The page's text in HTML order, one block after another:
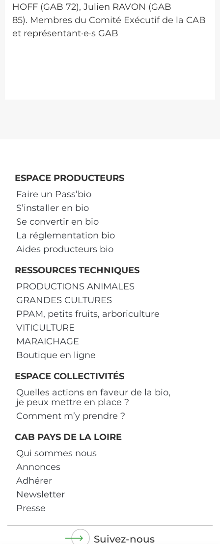
HOFF (GAB 72), Julien RAVON (GAB
85). Membres du Comité Exécutif de la CAB
et représentant·e·s GAB
ESPACE PRODUCTEURS
Faire un Pass’bio
S’installer en bio
Se convertir en bio
La réglementation bio
Aides producteurs bio
RESSOURCES TECHNIQUES
PRODUCTIONS ANIMALES
GRANDES CULTURES
PPAM, petits fruits, arboriculture
VITICULTURE
MARAICHAGE
Boutique en ligne
ESPACE COLLECTIVITÉS
Quelles actions en faveur de la bio,
je peux mettre en place ?
Comment m’y prendre ?
CAB PAYS DE LA LOIRE
Qui sommes nous
Annonces
Adhérer
Newsletter
Presse
Suivez-nous